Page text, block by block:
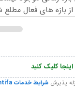
بازه های فعال مطلع
اینجا کلیک کنید
پذیرششرایط خدمات Rentifa